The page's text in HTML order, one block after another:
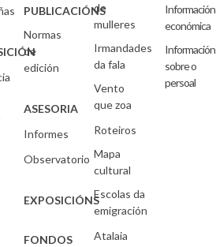
PUBLICACIÓNS
Normas
de
edición
ASESORIA
Informes
Observatorio
EXPOSICIÓNS
FONDOS
de
mulleres
Irmandades
da fala
Vento
que zoa
Roteiros
Mapa
cultural
Escolas da
emigración
Atalaia
Información
económica
Información
sobre o
persoal